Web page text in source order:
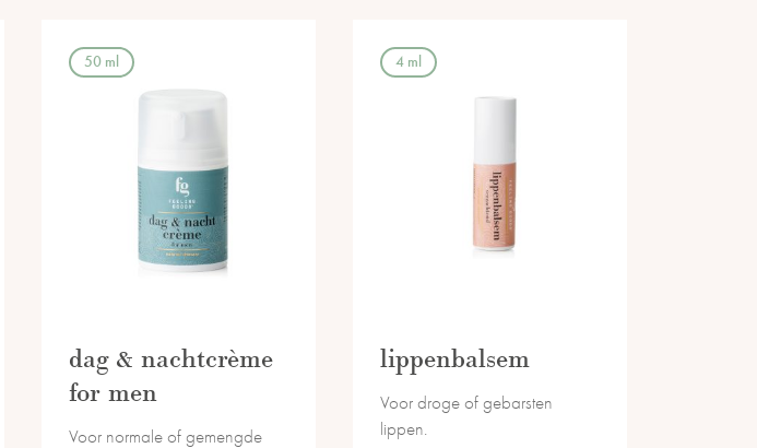
dag & nachtcrème
for men
Voor normale of gemengde
50 ml
lippenbalsem
Voor droge of gebarsten
lippen.
4 ml